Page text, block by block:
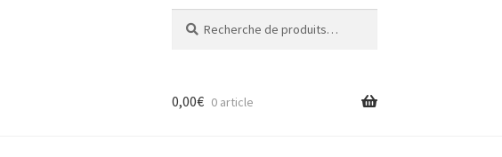
pour :
0,00€ 0 article